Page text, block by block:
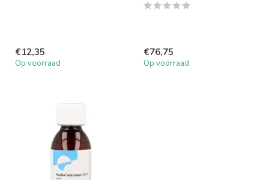
€12,35
Op voorraad
€76,75
Op voorraad